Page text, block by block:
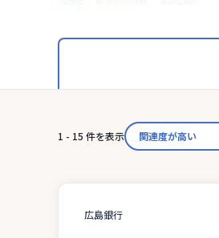
1 - 15 件を表示
広島銀行